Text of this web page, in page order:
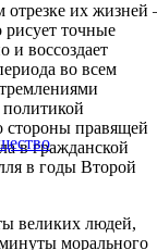
отрезке их
рисует точные
и воссоздает
во всем
стороны правящей
в гражданской
в годы Второй
великих людей,
морального